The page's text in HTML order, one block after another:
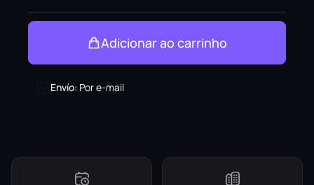
Adicionar ao carrinho
Envío: Por e-mail